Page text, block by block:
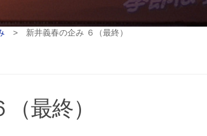
> 新井義春の企み ６（最終）
最終）